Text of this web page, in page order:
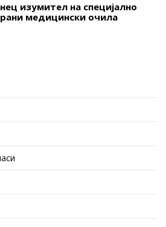
изумител на специјално
медицински очила